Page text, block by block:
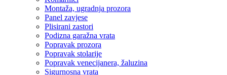
Montaža, ugradnja prozora
Panel zavjese
Plisirani zastori
Podizna garažna vrata
Popravak prozora
Popravak stolarije
Popravak venecijanera, žaluzina
Sigurnosna vrata